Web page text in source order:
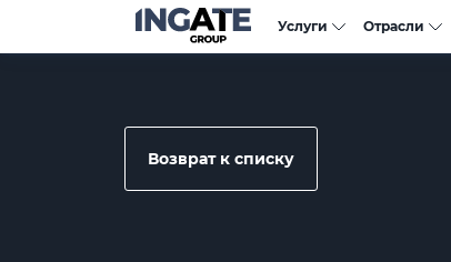
Услуги Отрасли
Возврат к списку